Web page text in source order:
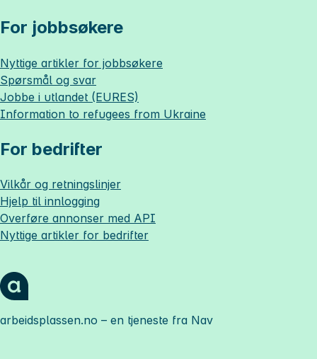
For jobbsøkere
Nyttige artikler for jobbsøkere
Spørsmål og svar
Jobbe i utlandet (EURES)
Information to refugees from Ukraine
For bedrifter
Vilkår og retningslinjer
Hjelp til innlogging
Overføre annonser med API
Nyttige artikler for bedrifter
arbeidsplassen.no – en tjeneste fra Nav